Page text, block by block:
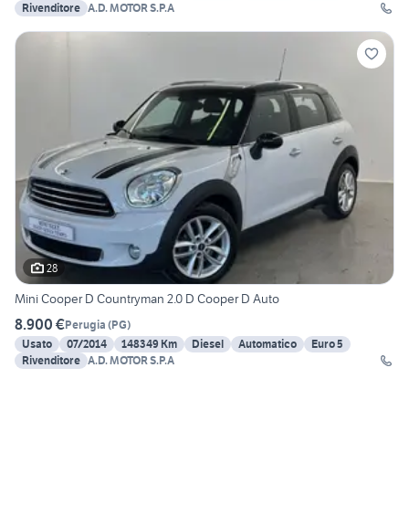
Rivenditore A.D. MOTOR S.P.A
28
Mini Cooper D Countryman 2.0 D Cooper D Auto
8.900 €Perugia (PG)
Usato
07/2014 148349 Km Diesel Automatico
Euro 5
Rivenditore A.D. MOTOR S.P.A